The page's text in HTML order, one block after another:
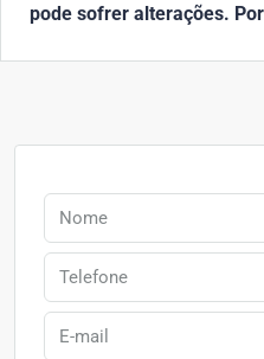
pode sofrer alterações.